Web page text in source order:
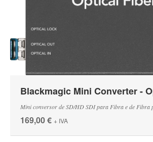
Blackmagic Mini Converter -
Mini conversor de SD/HD SDI para Fibra e de Fibra
169,00 € + IVA